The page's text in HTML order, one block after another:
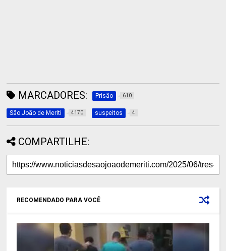
MARCADORES: Prisão 610
São João de Meriti 4170 suspeitos 4
COMPARTILHE:
RECOMENDADO PARA VOCÊ